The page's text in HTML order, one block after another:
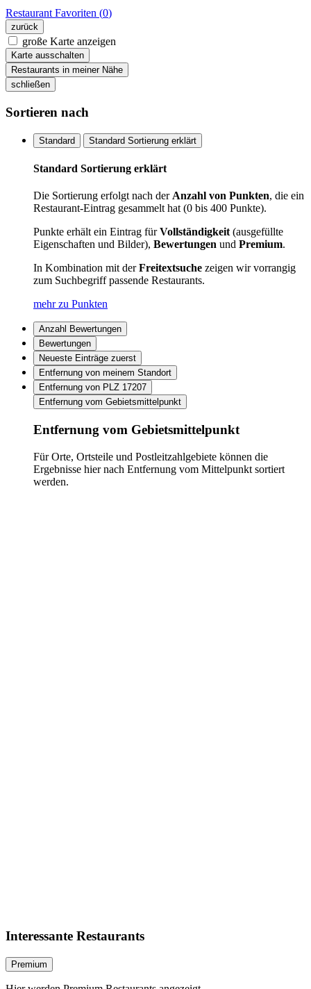
Restaurant Favoriten (0)
zurück
große Karte anzeigen
Karte ausschalten
Restaurants in meiner Nähe
schließen
Sortieren nach
Standard Standard Sortierung erklärt
Standard Sortierung erklärt
Die Sortierung erfolgt nach der Anzahl von Punkten, die ein
Restaurant-Eintrag gesammelt hat (0 bis 400 Punkte).
Punkte erhält ein Eintrag fürVollständigkeit (ausgefüllte
Eigenschaften und Bilder), Bewertungen und Premium.
In Kombination mit derFreitextsuche zeigen wir vorrangig
zum Suchbegriff passende Restaurants.
mehr zu Punkten
Anzahl Bewertungen
Bewertungen
Neueste Einträge zuerst
Entfernung von meinem Standort
Entfernung von PLZ 17207
Entfernung vom Gebietsmittelpunkt
Entfernung vom Gebietsmittelpunkt
Für Orte, Ortsteile und Postleitzahlgebiete können die
Ergebnisse hier nach Entfernung vom Mittelpunkt sortiert
werden.
Interessante Restaurants
Premium